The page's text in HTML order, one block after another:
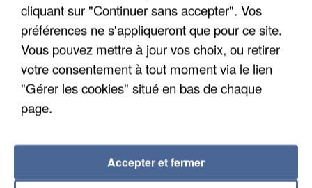
cliquant sur "Continuer sans accepter". Vos
préférences ne s'appliqueront que pour ce site.
Vous pouvez mettre à jour vos choix, ou retirer
votre consentement à tout moment via le lien
"Gérer les cookies" situé en bas de chaque
page.
Accepter et fermer